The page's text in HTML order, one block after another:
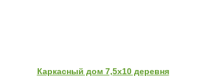
Каркасный дом 7,5х10 деревня